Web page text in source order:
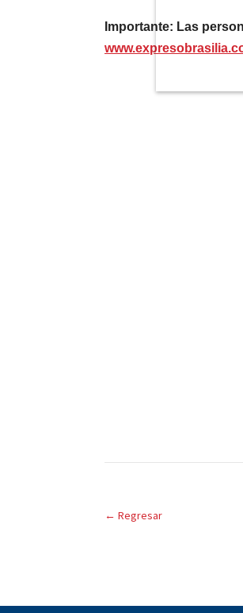
Importante: Las
← Regresar